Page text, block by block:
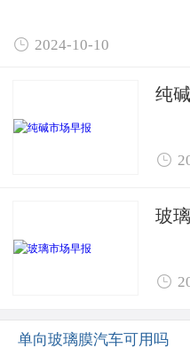
 2024-10-10
纯

玻

单向玻璃膜汽车可用吗